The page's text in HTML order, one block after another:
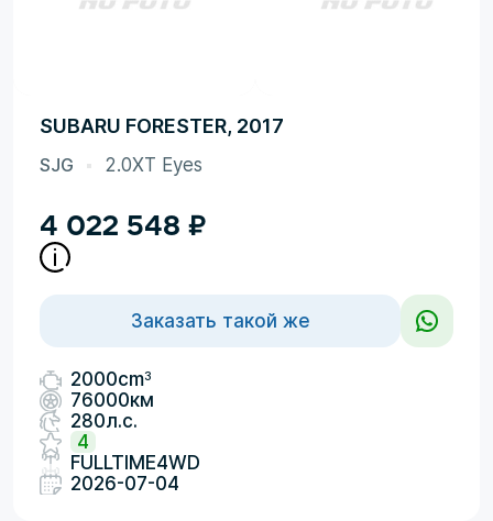
SUBARU FORESTER, 2017
SJG 2.0XT Eyes
4 022 548 ₽
Заказать такой же
2000cm3
76000км
280л.с.
4
FULLTIME4WD
2026-07-04